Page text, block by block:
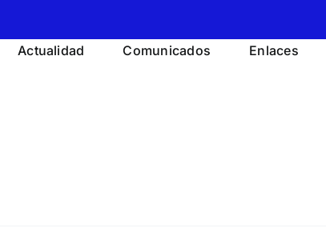
Actualidad Comunicados Enlaces